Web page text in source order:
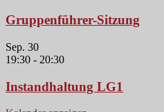
Gruppenführer-Sitzung
Sep. 30
19:30 - 20:30
Instandhaltung LG1